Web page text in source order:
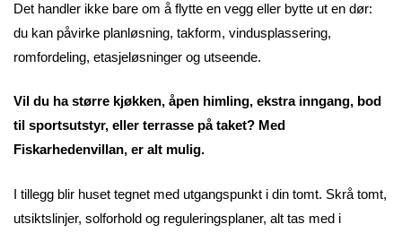
Det handler ikke bare om å flytte en vegg eller bytte ut en dør:
du kan påvirke planløsning, takform, vindusplassering,
romfordeling, etasjeløsninger og utseende.
Vil du ha større kjøkken, åpen himling, ekstra inngang, bod
til sportsutstyr, eller terrasse på taket? Med
Fiskarhedenvillan, er alt mulig.
I tillegg blir huset tegnet med utgangspunkt i din tomt. Skrå tomt,
utsiktslinjer, solforhold og reguleringsplaner, alt tas med i